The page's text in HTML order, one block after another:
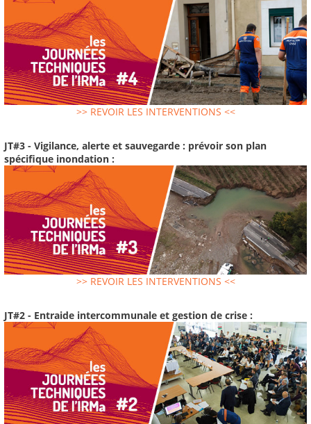
>> REVOIR LES INTERVENTIONS <<
JT#3 - Vigilance, alerte et sauvegarde : prévoir son plan
spécifique inondation :
>> REVOIR LES INTERVENTIONS <<
JT#2 - Entraide intercommunale et gestion de crise :